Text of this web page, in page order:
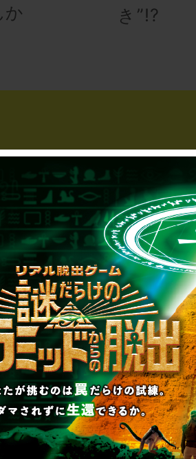
か
き”!?
談・コラボレ
らのご質問や
わせください
お問い合わせ